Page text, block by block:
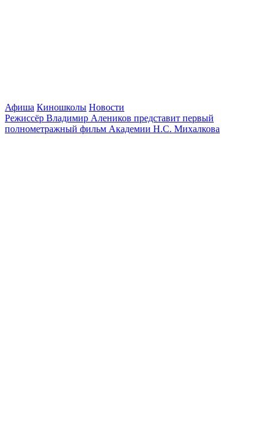
Афиша Киношколы Новости
Режиссёр Владимир Алеников представит первый
полнометражный фильм Академии Н.С. Михалкова